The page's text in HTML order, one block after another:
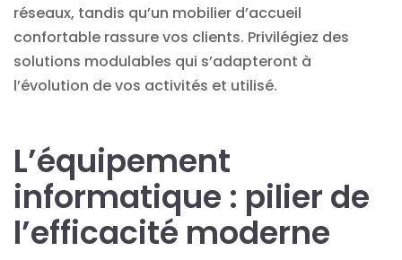
réseaux, tandis qu’un mobilier d’accueil
confortable rassure vos clients. Privilégiez des
solutions modulables qui s’adapteront à
l’évolution de vos activités et utilisé.
L’équipement
informatique : pilier de
l’efficacité moderne